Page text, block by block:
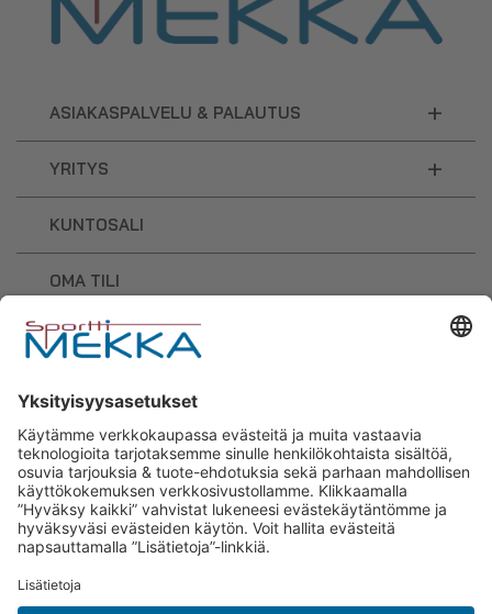
ASIAKASPALVELU & PALAUTUS +
YRITYS +
KUNTOSALI
OMA TILI
OSTOSKORI
Sporttimekka – lisäravinteiden ja
urheilutarvikkeiden osaaja